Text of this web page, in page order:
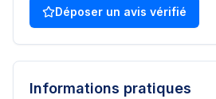
Déposer un avis vérifié
Informations pratiques